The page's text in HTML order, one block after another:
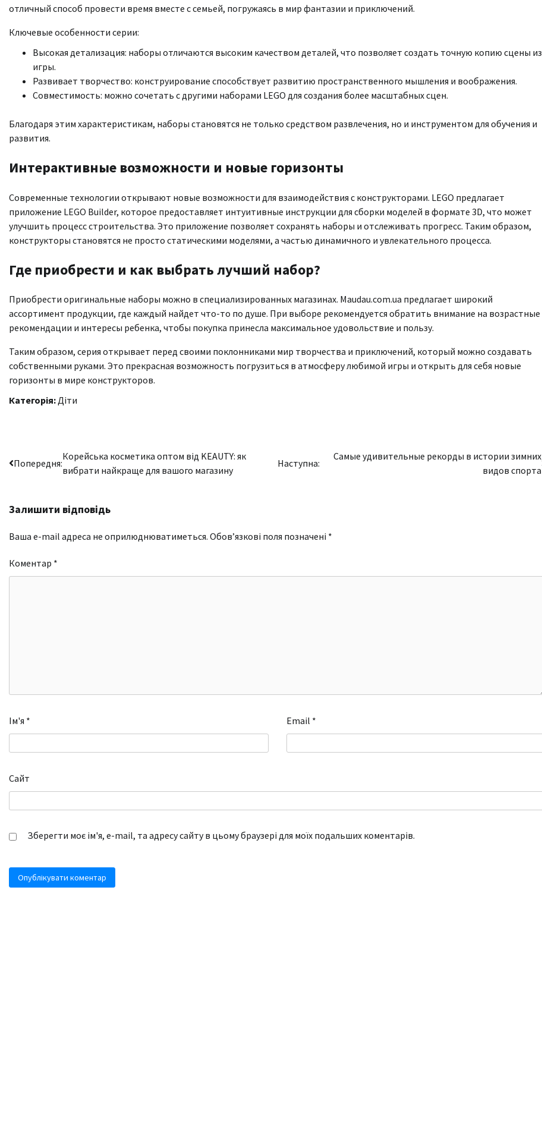
отличный способ провести время вместе с семьей, погружаясь в мир фантазии и приключений.
Ключевые особенности серии:
Высокая детализация: наборы отличаются высоким качеством деталей, что позволяет создать точную копию сцены из
игры.
Развивает творчество: конструирование способствует развитию пространственного мышления и воображения.
Совместимость: можно сочетать с другими наборами LEGO для создания более масштабных сцен.
Благодаря этим характеристикам, наборы становятся не только средством развлечения, но и инструментом для обучения и
развития.
Интерактивные возможности и новые горизонты
Современные технологии открывают новые возможности для взаимодействия с конструкторами. LEGO предлагает
приложение LEGO Builder, которое предоставляет интуитивные инструкции для сборки моделей в формате 3D, что может
улучшить процесс строительства. Это приложение позволяет сохранять наборы и отслеживать прогресс. Таким образом,
конструкторы становятся не просто статическими моделями, а частью динамичного и увлекательного процесса.
Где приобрести и как выбрать лучший набор?
Приобрести оригинальные наборы можно в специализированных магазинах. Maudau.com.ua предлагает широкий
ассортимент продукции, где каждый найдет что-то по душе. При выборе рекомендуется обратить внимание на возрастные
рекомендации и интересы ребенка, чтобы покупка принесла максимальное удовольствие и пользу.
Таким образом, серия открывает перед своими поклонниками мир творчества и приключений, который можно создавать
собственными руками. Это прекрасная возможность погрузиться в атмосферу любимой игры и открыть для себя новые
горизонты в мире конструкторов.
Категорія:Діти
Навігація
Попередня:
Корейська косметика оптом від KEAUTY: як
вибрати найкраще для вашого магазину
Наступна:
Самые удивительные рекорды в истории зимних
видов спорта
Залишити відповідь
Ваша e-mail адреса не оприлюднюватиметься. Обов’язкові поля позначені *
Коментар *
Ім'я * Email *
Сайт
Зберегти моє ім'я, e-mail, та адресу сайту в цьому браузері для моїх подальших коментарів.